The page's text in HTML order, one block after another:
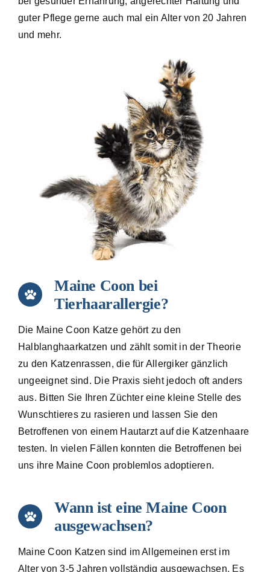
guter Pflege gerne auch mal ein Alter von 20 Jahren
und mehr.
Maine Coon bei
Tierhaarallergie?
Die Maine Coon Katze gehört zu den
Halblanghaarkatzen und zählt somit in der Theorie
zu den Katzenrassen, die für Allergiker gänzlich
ungeeignet sind. Die Praxis sieht jedoch oft anders
aus. Bitten Sie Ihren Züchter eine kleine Stelle des
Wunschtieres zu rasieren und lassen Sie den
Betroffenen von einem Hautarzt auf die Katzenhaare
testen. In vielen Fällen konnten die Betroffenen bei
uns ihre Maine Coon problemlos adoptieren.
Wann ist eine Maine Coon
ausgewachsen?
Maine Coon Katzen sind im Allgemeinen erst im
Alter von 3-5 Jahren vollständig ausgewachsen. Es